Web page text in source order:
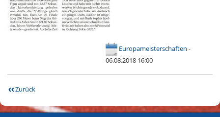
Europameisterschaften -
06.08.2018 16:00
Zurück